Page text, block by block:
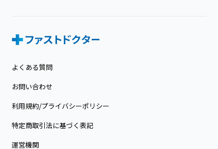
よくある質問
お問い合わせ
利用規約/プライバシーポリシー
特定商取引法に基づく表記
運営機関